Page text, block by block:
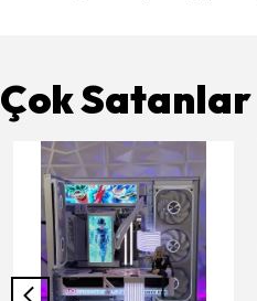
Çok Satanlar